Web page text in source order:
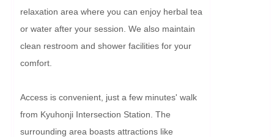
relaxation area where you can enjoy herbal tea
or water after your session. We also maintain
clean restroom and shower facilities for your
comfort.
Access is convenient, just a few minutes' walk
from Kyuhonji Intersection Station. The
surrounding area boasts attractions like